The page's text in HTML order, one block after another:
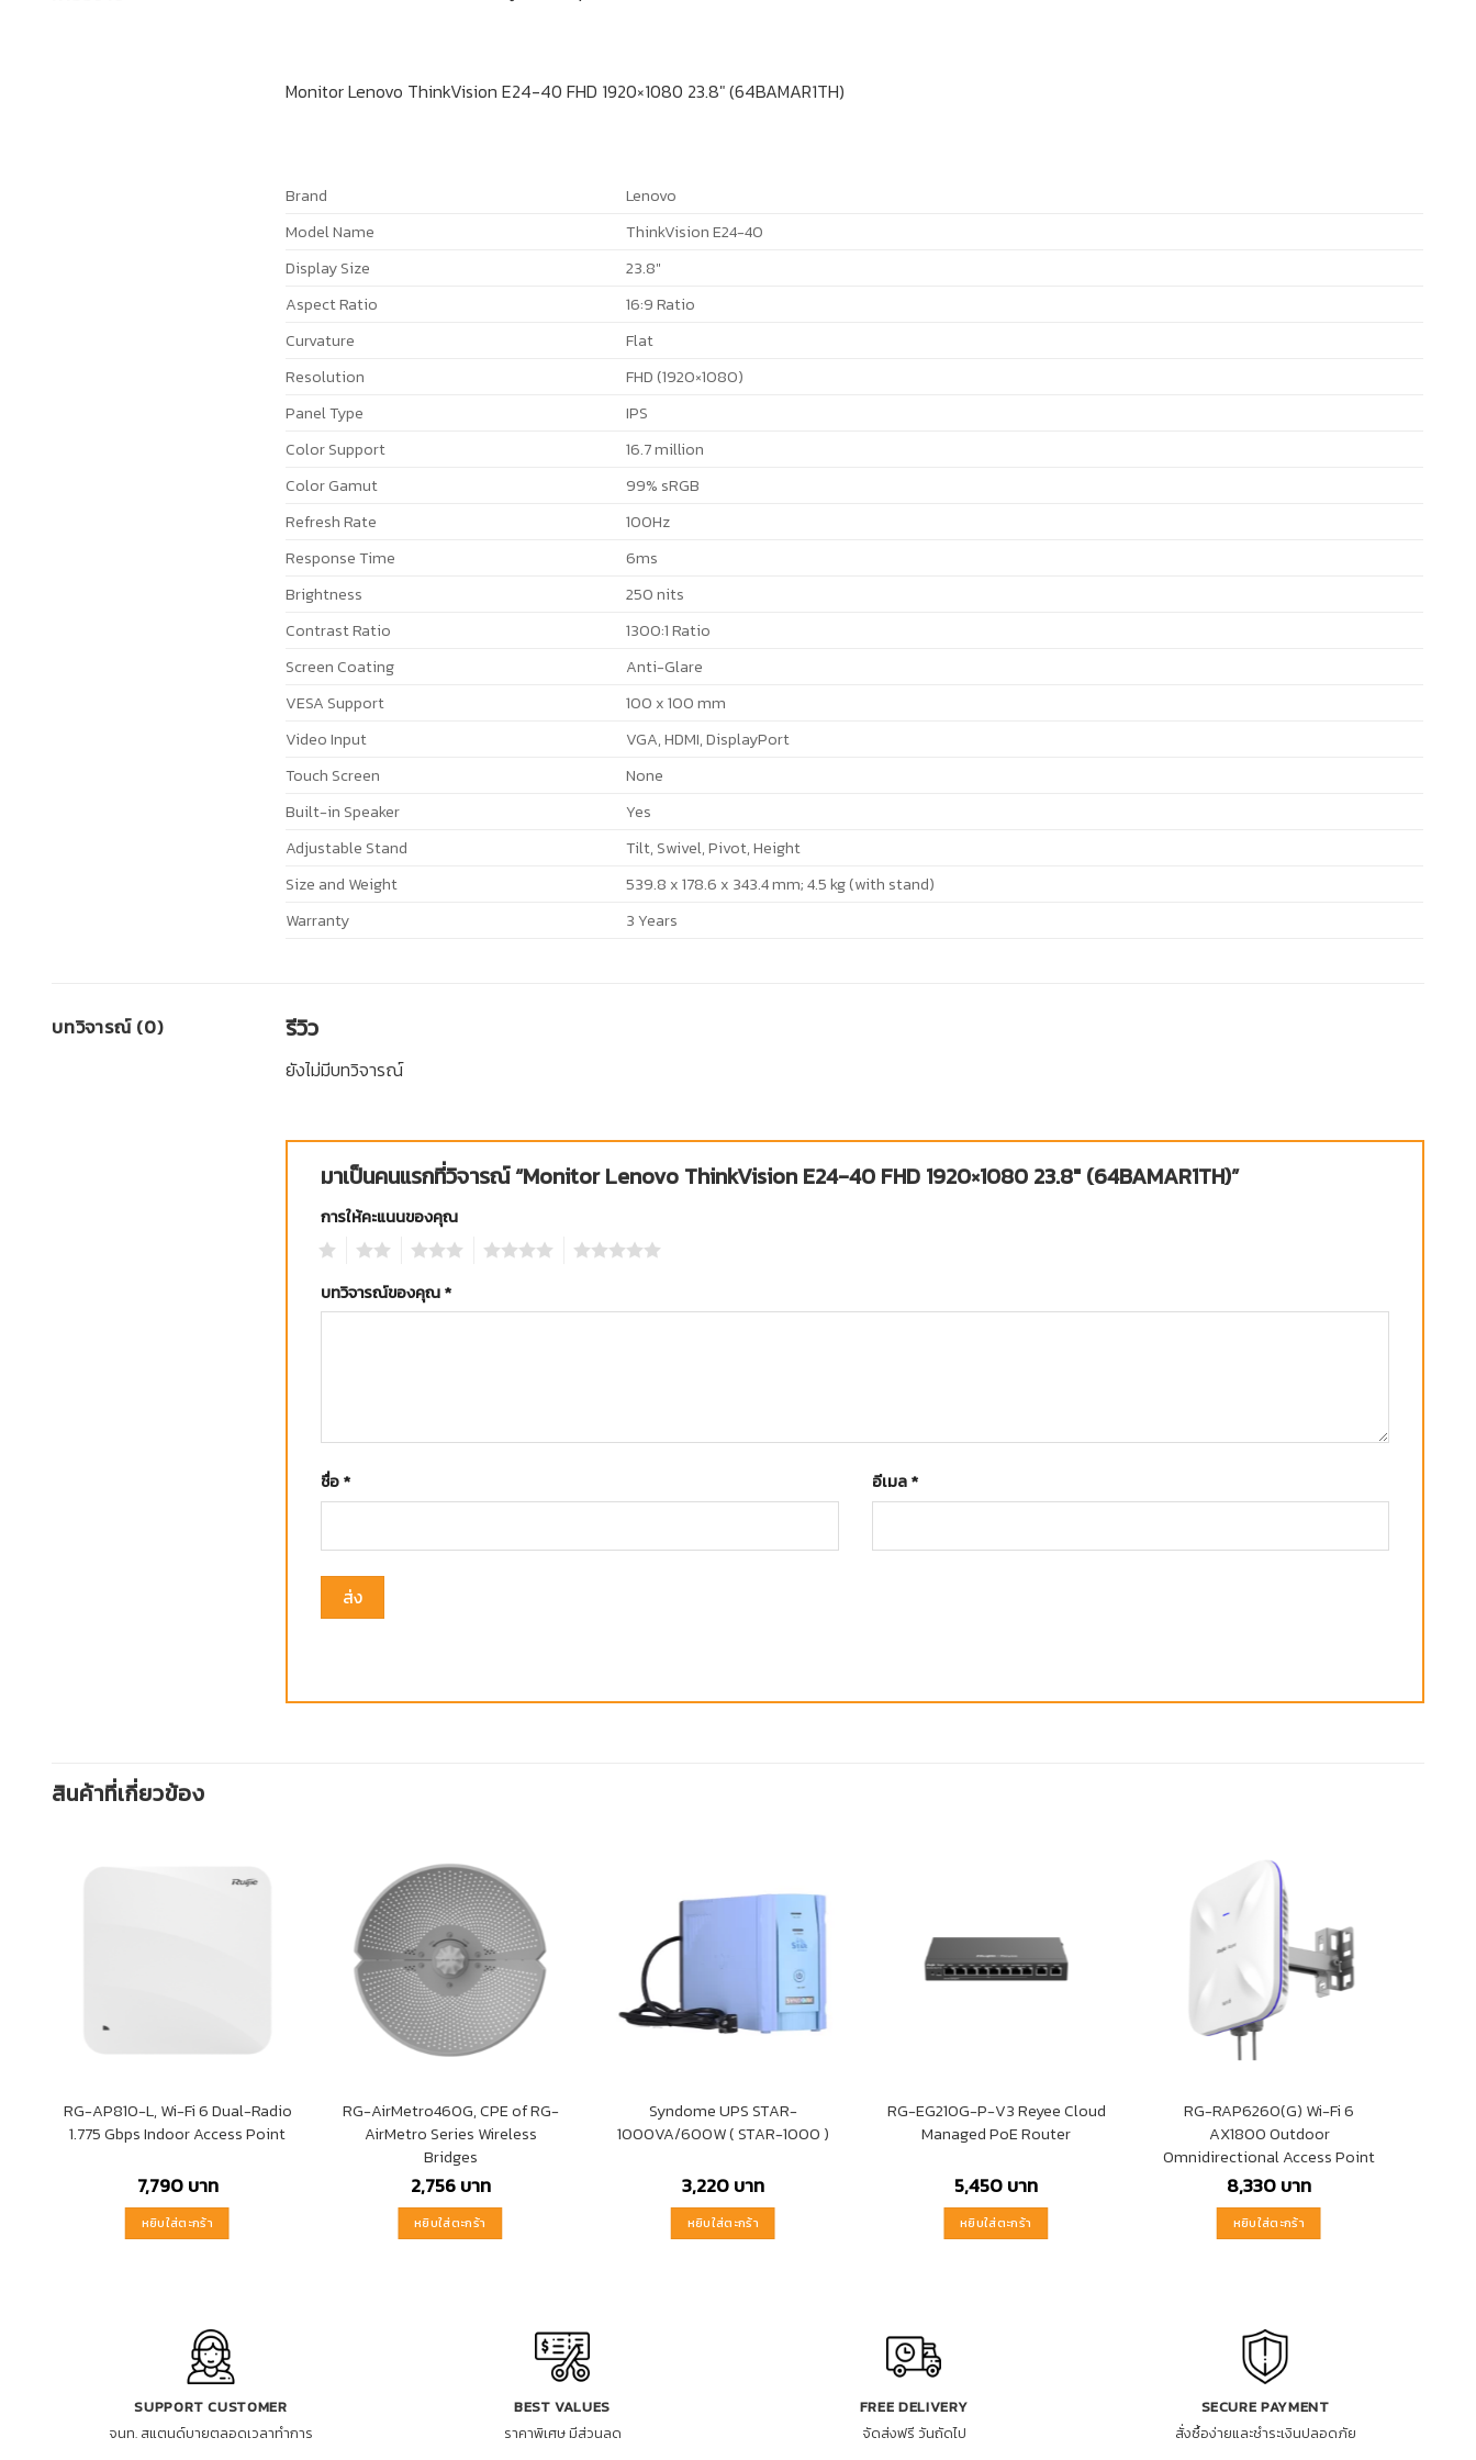
Monitor Lenovo ThinkVision E24-40 FHD 1920×1080 23.8″ (64BAMAR1TH)
Brand
Lenovo
Model Name
ThinkVision E24-40
Display Size
23.8″
Aspect Ratio
16:9 Ratio
Curvature
Flat
Resolution
FHD (1920×1080)
Panel Type
IPS
Color Support
16.7 million
Color Gamut
99% sRGB
Refresh Rate
100Hz
Response Time
6ms
Brightness
250 nits
Contrast Ratio
1300:1 Ratio
Screen Coating
Anti-Glare
VESA Support
100 x 100 mm
Video Input
VGA, HDMI, DisplayPort
Touch Screen
None
Built-in Speaker
Yes
Adjustable Stand
Tilt, Swivel, Pivot, Height
Size and Weight
539.8 x 178.6 x 343.4 mm; 4.5 kg (with stand)
Warranty
3 Years
บทวิจารณ์ (0) รีวิว
ยังไม่มีบทวิจารณ์
มาเป็นคนแรกที่วิจารณ์ “Monitor Lenovo ThinkVision E24-40 FHD 1920×1080 23.8″ (64BAMAR1TH)”
การให้คะแนนของคุณ
บทวิจารณ์ของคุณ*
ชื่อ* อีเมล*
สินค้าที่เกี่ยวข้อง
RG-AP810-L, Wi-Fi 6 Dual-Radio
1.775 Gbps Indoor Access Point
7,790บาท
หยิบใส่ตะกร้า
RG-AirMetro460G, CPE of RG-
AirMetro Series Wireless
Bridges
2,756บาท
หยิบใส่ตะกร้า
Syndome UPS STAR-
1000VA/600W ( STAR-1000 )
3,220บาท
หยิบใส่ตะกร้า
RG-EG210G-P-V3 Reyee Cloud
Managed PoE Router
5,450บาท
หยิบใส่ตะกร้า
RG-RAP6260(G) Wi-Fi 6
AX1800 Outdoor
Omnidirectional Access Point
8,330บาท
หยิบใส่ตะกร้า
SUPPORT CUSTOMER
จนท. สแตนด์บายตลอดเวลาทำการ
BEST VALUES
ราคาพิเศษ มีส่วนลด
FREE DELIVERY
จัดส่งฟรี วันถัดไป
SECURE PAYMENT
สั่งซื้อง่ายและชำระเงินปลอดภัย